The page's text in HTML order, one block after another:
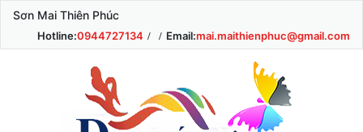
Sơn Mai Thiên Phúc
Hotline:0944727134 Email:mai.maithienphuc@gmail.com